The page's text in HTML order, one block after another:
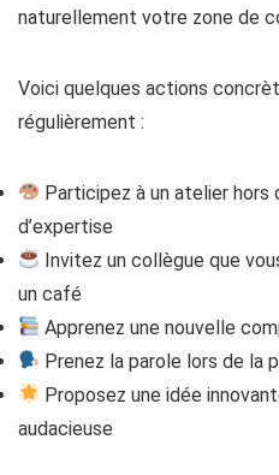
naturellement votre zone de
Voici quelques actions
régulièrement :
Participez à un atelier hors
d’expertise
Invitez un collègue que
un café
Apprenez une nouvelle
Prenez la parole lors de la
Proposez une idée
audacieuse